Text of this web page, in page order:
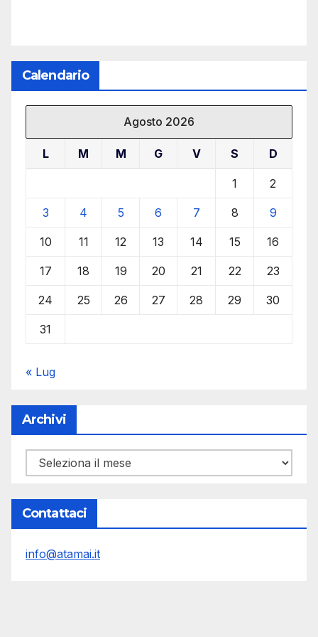
Calendario
Agosto 2026
L M M G V S D
1 2
3 4 5 6 7 8 9
10 11 12 13 14 15 16
17 18 19 20 21 22 23
24 25 26 27 28 29 30
31
« Lug
Archivi
Archivi
Contattaci
info@atamai.it